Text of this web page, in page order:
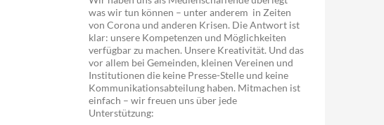
was wir tun können – unter anderem in Zeiten
von Corona und anderen Krisen. Die Antwort ist
klar: unsere Kompetenzen und Möglichkeiten
verfügbar zu machen. Unsere Kreativität. Und das
vor allem bei Gemeinden, kleinen Vereinen und
Institutionen die keine Presse-Stelle und keine
Kommunikationsabteilung haben. Mitmachen ist
einfach – wir freuen uns über jede
Unterstützung: